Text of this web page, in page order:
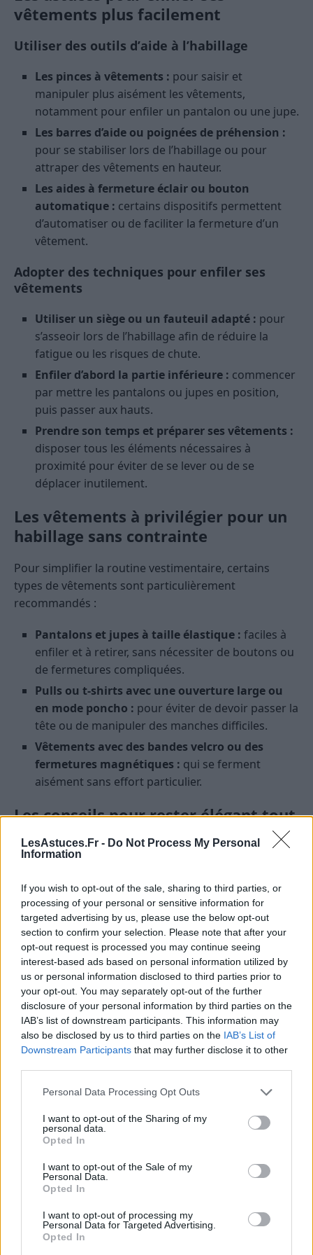
LesAstuces.Fr - Do Not Process My Personal
Information
If you wish to opt-out of the sale, sharing to third parties, or
processing of your personal or sensitive information for
targeted advertising by us, please use the below opt-out
section to confirm your selection. Please note that after your
opt-out request is processed you may continue seeing
interest-based ads based on personal information utilized by
us or personal information disclosed to third parties prior to
your opt-out. You may separately opt-out of the further
disclosure of your personal information by third parties on the
IAB’s list of downstream participants. This information may
also be disclosed by us to third parties on the IAB’s List of
Downstream Participants that may further disclose it to other
Personal Data Processing Opt Outs
I want to opt-out of the Sharing of my
personal data.
Opted In
I want to opt-out of the Sale of my
Personal Data.
Opted In
I want to opt-out of processing my
Personal Data for Targeted Advertising.
Opted In
vêtements plus facilement
Utiliser des outils d’aide à l’habillage
Les pinces à vêtements : pour saisir et
manipuler plus aisément les vêtements,
notamment pour enfiler un pantalon ou une jupe.
Les barres d’aide ou poignées de préhension :
pour se stabiliser lors de l’habillage ou pour
attraper des vêtements en hauteur.
Les aides à fermeture éclair ou bouton
automatique : certains dispositifs permettent
d’automatiser ou de faciliter la fermeture d’un
vêtement.
Adopter des techniques pour enfiler ses
vêtements
Utiliser un siège ou un fauteuil adapté : pour
s’asseoir lors de l’habillage afin de réduire la
fatigue ou les risques de chute.
Enfiler d’abord la partie inférieure : commencer
par mettre les pantalons ou jupes en position,
puis passer aux hauts.
Prendre son temps et préparer ses vêtements :
disposer tous les éléments nécessaires à
proximité pour éviter de se lever ou de se
déplacer inutilement.
Les vêtements à privilégier pour un
habillage sans contrainte
Pour simplifier la routine vestimentaire, certains
types de vêtements sont particulièrement
recommandés :
Pantalons et jupes à taille élastique : faciles à
enfiler et à retirer, sans nécessiter de boutons ou
de fermetures compliquées.
Pulls ou t-shirts avec une ouverture large ou
en mode poncho : pour éviter de devoir passer la
tête ou de manipuler des manches difficiles.
Vêtements avec des bandes velcro ou des
fermetures magnétiques : qui se ferment
aisément sans effort particulier.
Les conseils pour rester élégant tout
en étant pratique
Voici quelques idées pour rester élégant tout en
facilitant l’habillage :
Choisir des couleurs neutres ou classiques :qui
se marient facilement et restent élégantes.
Investir dans des accessoires pratiques :
comme des écharpes ou des bijoux faciles à
manipuler.
Privilégier des coupes modernes :pour que
votre tenue reste tendance, même avec des
Adapter son environnement pour
faciliter l’habillage
Pour rendre l’habillage plus simple, il est utile
d’aménager son espace :
Utiliser des miroirs adaptés :
mieux voir ce que l’on fait sans devoir se pencher
ou se contorsionner.